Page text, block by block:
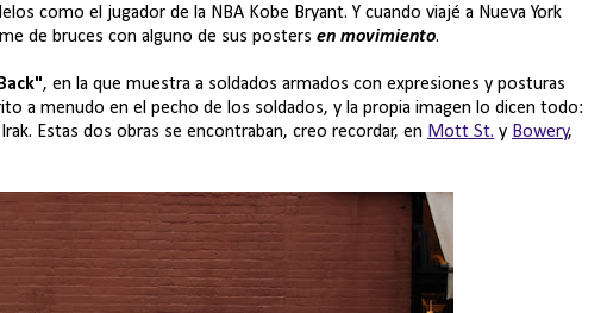
como el jugador de la NBA Kobe Bryant. Y cuando viajé a Nueva York
de bruces con alguno de sus postersen movimiento.
, en la que muestra a soldados armados con expresiones y posturas
a menudo en el pecho de los soldados, y la propia imagen lo dicen todo:
Estas dos obras se encontraban, creo recordar, en Mott St. y Bowery,